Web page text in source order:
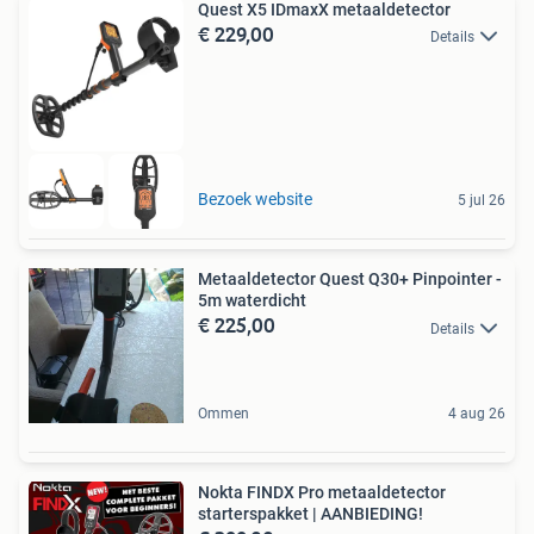
Quest X5 IDmaxX metaaldetector
€ 229,00 Details
Bezoek website 5 jul 26
Metaaldetector Quest Q30+ Pinpointer -
5m waterdicht
€ 225,00 Details
Ommen 4 aug 26
Nokta FINDX Pro metaaldetector
starterspakket | AANBIEDING!